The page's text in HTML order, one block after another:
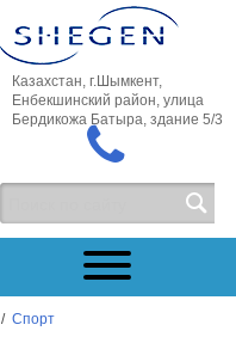
Казахстан, г.Шымкент,
Енбекшинский район, улица
Бердикожа Батыра, здание 5/3
/Спорт